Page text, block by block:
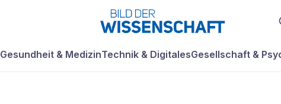
Gesundheit & MedizinTechnik & DigitalesGesellschaft &